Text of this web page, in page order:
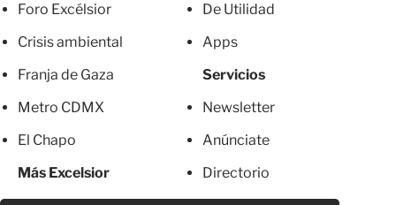
Foro Excélsior
Crisis ambiental
Franja de Gaza
Metro CDMX
El Chapo
Más Excelsior
De Utilidad
Apps
Servicios
Newsletter
Anúnciate
Directorio